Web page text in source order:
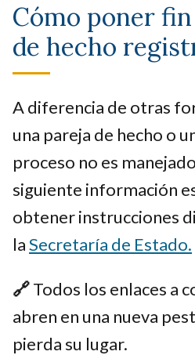
Cómo poner
de hecho
A diferencia de otras
una pareja de hecho o
proceso no es
siguiente información
obtener instrucciones
laSecretaría de Estado.
🔗Todos los enlaces a
abren en una nueva
pierda su lugar.